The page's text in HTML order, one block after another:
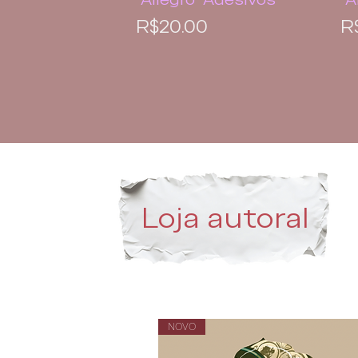
Price
R$20.00
Loja autoral
NOVO